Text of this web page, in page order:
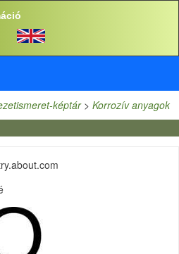
képtár> Korrozív anyagok